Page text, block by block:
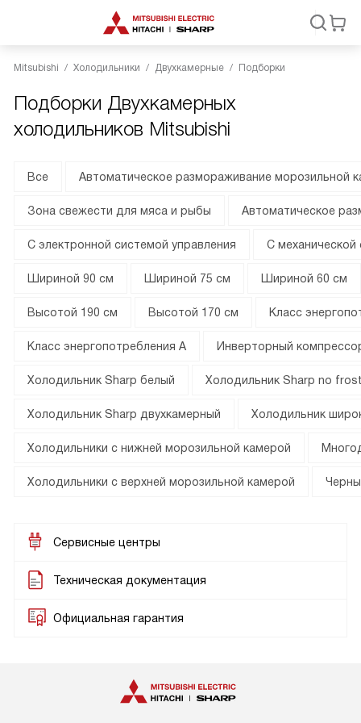
Mitsubishi Холодильники Двухкамерные Подборки
Подборки Двухкамерных
холодильников Mitsubishi
Все Автоматическое размораживание морозильной
Зона свежести для мяса и рыбы Автоматическое
С электронной системой управления С механической
Шириной 90 см Шириной 75 см Шириной 60 см
Высотой 190 см Высотой 170 см Класс
Класс энергопотребления A Инверторный
Холодильник Sharp белый Холодильник Sharp no
Холодильник Sharp двухкамерный Холодильник
Холодильники с нижней морозильной камерой
Холодильники с верхней морозильной камерой
Сервисные центры
Техническая документация
Официальная гарантия